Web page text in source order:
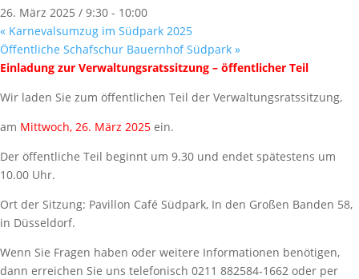
26. März 2025 / 9:30 - 10:00
« Karnevalsumzug im Südpark 2025
Öffentliche Schafschur Bauernhof Südpark »
Einladung zur Verwaltungsratssitzung – öffentlicher Teil
Wir laden Sie zum öffentlichen Teil der Verwaltungsratssitzung,
am Mittwoch, 26. März 2025 ein.
Der öffentliche Teil beginnt um 9.30 und endet spätestens um
10.00 Uhr.
Ort der Sitzung: Pavillon Café Südpark, In den Großen Banden 58,
in Düsseldorf.
Wenn Sie Fragen haben oder weitere Informationen benötigen,
dann erreichen Sie uns telefonisch 0211 882584-1662 oder per